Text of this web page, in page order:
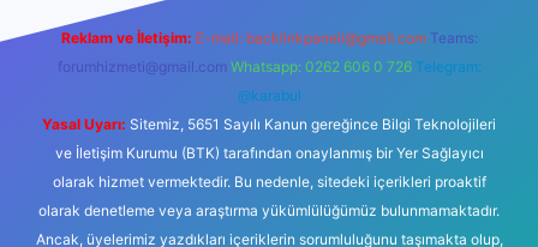
Reklam ve İletişim: E-mail: backlinkpaneli@gmail.com Teams:
forumhizmeti@gmail.com Whatsapp: 0262 606 0 726 Telegram:
@karabul
Yasal Uyarı: Sitemiz, 5651 Sayılı Kanun gereğince Bilgi Teknolojileri
ve İletişim Kurumu (BTK) tarafından onaylanmış bir Yer Sağlayıcı
olarak hizmet vermektedir. Bu nedenle, sitedeki içerikleri proaktif
olarak denetleme veya araştırma yükümlülüğümüz bulunmamaktadır.
Ancak, üyelerimiz yazdıkları içeriklerin sorumluluğunu taşımakta olup,